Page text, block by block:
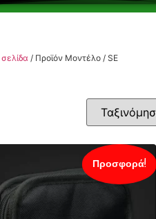
/ Προϊόν Μοντέλο / SE
Προσφορά!